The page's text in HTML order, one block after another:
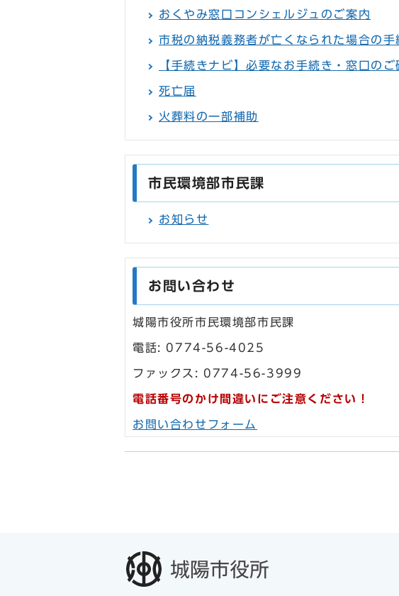
おくやみ窓口コンシェルジュのご案内
市税の納税義務者が亡くなられた場合の手
【手続きナビ】必要なお手続き・窓口の
死亡届
火葬料の一部補助
市民環境部市民課
お知らせ
お問い合わせ
城陽市役所市民環境部市民課
電話: 0774-56-4025
ファックス: 0774-56-3999
電話番号のかけ間違いにご注意ください！
お問い合わせフォーム